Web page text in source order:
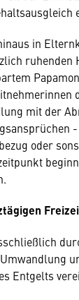
in
ruhenden
mit der
oder
Entgelts